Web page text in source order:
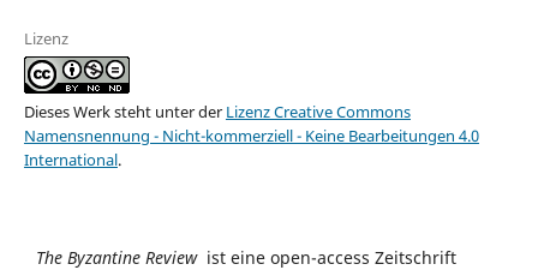
Lizenz
Dieses Werk steht unter der Lizenz Creative Commons
Namensnennung - Nicht-kommerziell - Keine Bearbeitungen 4.0
International.
The Byzantine Reviewist eine open-access Zeitschrift